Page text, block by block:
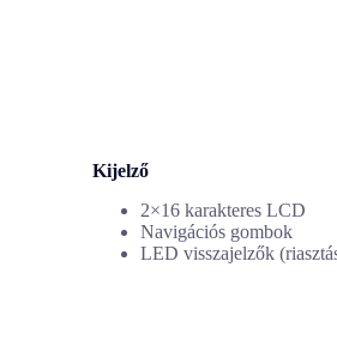
Kijelző
2×16 karakteres LCD
Navigációs gombok
LED visszajelzők